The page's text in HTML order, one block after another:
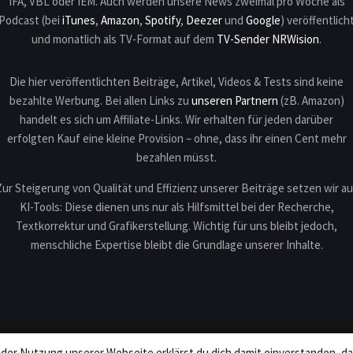
Podcast (bei iTunes, Amazon, Spotify, Deezerund Google)
und monatlich als TV-Format auf dem TV-Sender NRWision.
Die hier veröffentlichten Beiträge, Artikel, Videos & Tests sind keine
bezahlte Werbung. Bei allen Links zu unseren Partnern (zB. Amazon)
handelt es sich um Affiliate-Links. Wir erhalten für jeden darüber
erfolgten Kauf eine kleine Provision – ohne, dass ihr einen Cent mehr
bezahlen müsst.
Steigerung von Qualität und Effizienz unserer Beiträge setzen wir
KI-Tools: Diese dienen uns nur als Hilfsmittel bei der Recherche,
Textkorrektur und Grafikerstellung. Wichtig für uns bleibt jedoch,
menschliche Expertise bleibt die Grundlage unserer Inhalte.